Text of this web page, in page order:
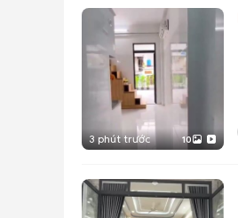
3 phút trước 10